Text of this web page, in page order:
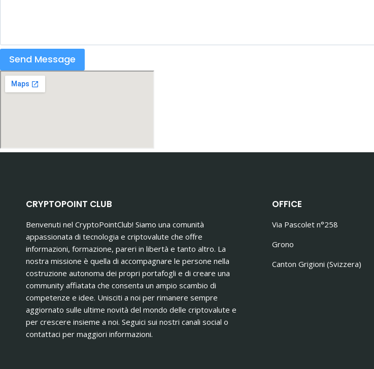
Send Message
CRYPTOPOINT CLUB
Benvenuti nel CryptoPointClub! Siamo una comunità
appassionata di tecnologia e criptovalute che offre
informazioni, formazione, pareri in libertà e tanto altro. La
nostra missione è quella di accompagnare le persone nella
costruzione autonoma dei propri portafogli e di creare una
community affiatata che consenta un ampio scambio di
competenze e idee. Unisciti a noi per rimanere sempre
aggiornato sulle ultime novità del mondo delle criptovalute e
per crescere insieme a noi. Seguici sui nostri canali social o
contattaci per maggiori informazioni.
OFFICE
Via Pascolet n°258
Grono
Canton Grigioni (Svizzera)